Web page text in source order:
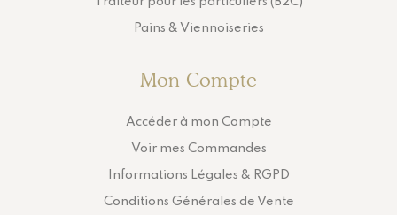
Pains & Viennoiseries
Mon Compte
Accéder à mon Compte
Voir mes Commandes
Informations Légales & RGPD
Conditions Générales de Vente